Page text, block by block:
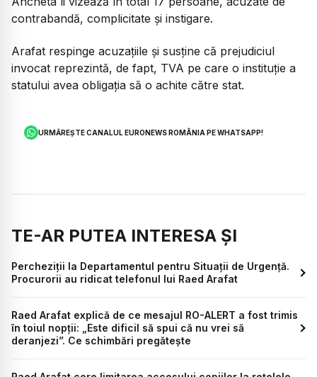
contrabandă, complicitate și instigare.
Arafat respinge acuzațiile și susține că prejudiciul
invocat reprezintă, de fapt, TVA pe care o instituție a
statului avea obligația să o achite către stat.
URMĂREȘTE CANALUL EURONEWS ROMÂNIA PE WHATSAPP!
TE-AR PUTEA INTERESA ȘI
Percheziții la Departamentul pentru Situații de Urgență.
Procurorii au ridicat telefonul lui Raed Arafat
Raed Arafat explică de ce mesajul RO-ALERT a fost trimis
în toiul nopții: „Este dificil să spui că nu vrei să
deranjezi”. Ce schimbări pregătește